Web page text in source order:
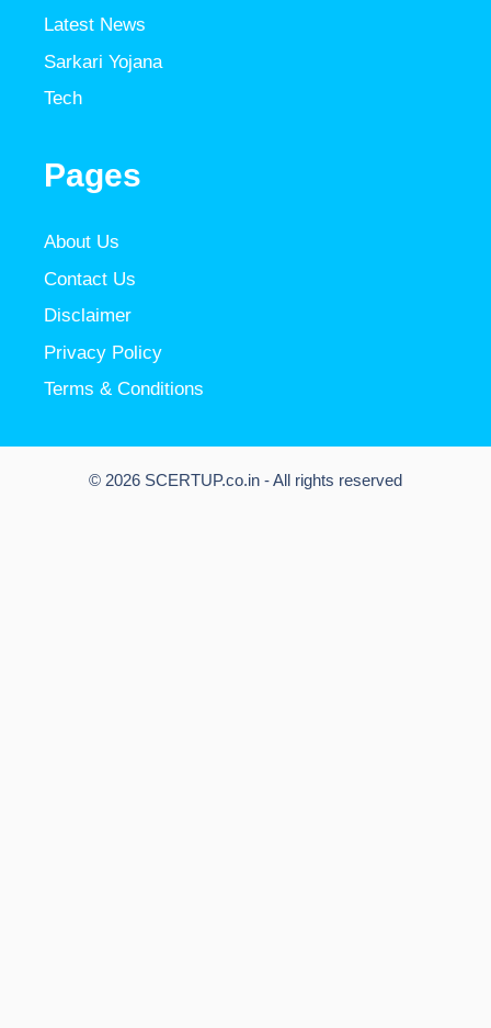
Latest News
Sarkari Yojana
Tech
Pages
About Us
Contact Us
Disclaimer
Privacy Policy
Terms & Conditions
© 2026 SCERTUP.co.in - All rights reserved